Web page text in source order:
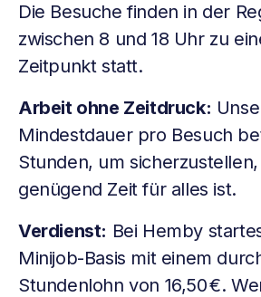
Die Besuche finden in der
zwischen 8 und 18 Uhr zu
Zeitpunkt statt.
Arbeit ohne Zeitdruck:
Mindestdauer pro Besuch
Stunden, um sicherzustellen,
genügend Zeit für alles ist.
Verdienst: Bei Hemby
Minijob-Basis mit einem
Stundenlohn von 16,50 €.